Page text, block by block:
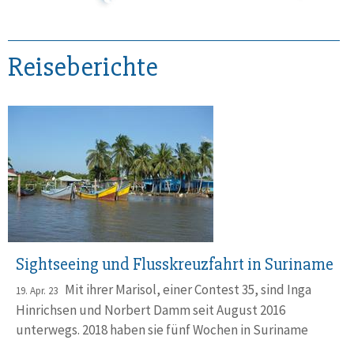
Reiseberichte
Sightseeing und Flusskreuzfahrt in Suriname
19. Apr. 23 Mit ihrer Marisol, einer Contest 35, sind Inga
Hinrichsen und Norbert Damm seit August 2016
unterwegs. 2018 haben sie fünf Wochen in Suriname